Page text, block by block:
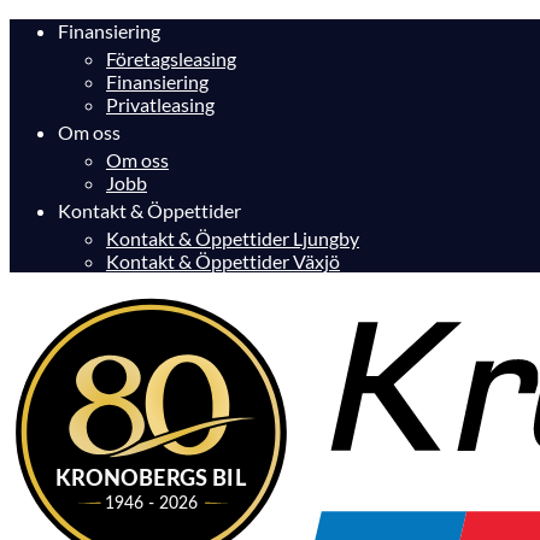
Finansiering
Företagsleasing
Finansiering
Privatleasing
Om oss
Om oss
Jobb
Kontakt & Öppettider
Kontakt & Öppettider Ljungby
Kontakt & Öppettider Växjö